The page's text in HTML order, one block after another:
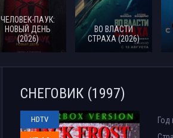
ЧЕЛОВЕК-ПАУК:
НОВЫЙ ДЕНЬ
(2026)
ВО ВЛАСТИ
СТРАХА (2026)
СНЕГОВИК (1997)
HDTV Год